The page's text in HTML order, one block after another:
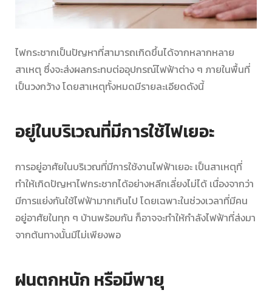
ไฟกระชากเป็นปัญหาที่สามารถเกิดขึ้นได้จากหลากหลาย
สาเหตุ ซึ่งจะส่งผลกระทบต่ออุปกรณ์ไฟฟ้าต่าง ๆ ภายในพื้นที่
เป็นวงกว้าง โดยสาเหตุทั้งหมดมีรายละเอียดดังนี้
อยู่ในบริเวณที่มีการใช้ไฟเยอะ
การอยู่อาศัยในบริเวณที่มีการใช้งานไฟฟ้าเยอะ เป็นสาเหตุที่
ทำให้เกิดปัญหาไฟกระชากได้อย่างหลีกเลี่ยงไม่ได้ เนื่องจากว่า
มีการแย่งกันใช้ไฟฟ้ามากเกินไป โดยเฉพาะในช่วงเวลาที่มีคน
อยู่อาศัยในทุก ๆ บ้านพร้อมกัน ก็อาจจะทำให้กำลังไฟฟ้าที่ส่งมา
จากต้นทางนั้นมีไม่เพียงพอ
ฝนตกหนัก หรือมีพายุ